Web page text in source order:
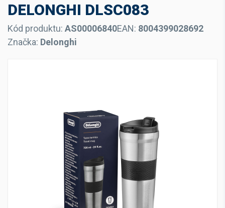
DELONGHI DLSC083
Kód produktu: AS00006840EAN: 8004399028692
Značka: Delonghi